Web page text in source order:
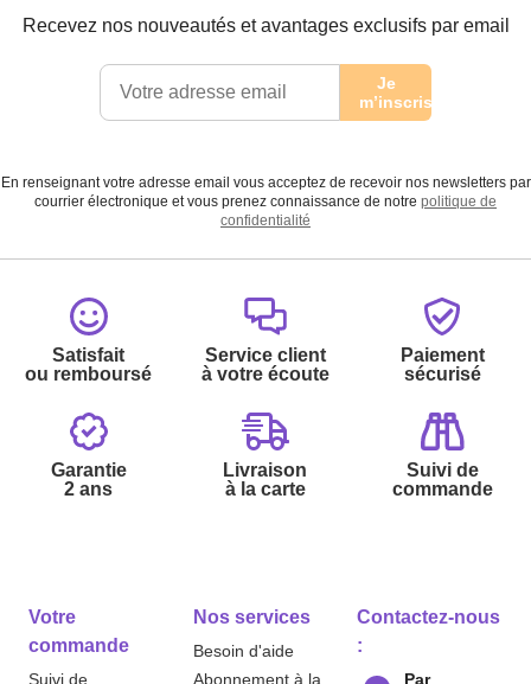
Recevez nos nouveautés et avantages exclusifs par email
Je
m’inscris
En renseignant votre adresse email vous acceptez de recevoir nos newsletters par
courrier électronique et vous prenez connaissance de notre politique de
confidentialité
Satisfait
ou remboursé
Service client
à votre écoute
Paiement
sécurisé
Garantie
2 ans
Livraison
à la carte
Suivi de
commande
Votre
commande
Suivi de
Nos services
Besoin d'aide
Abonnement à la
Contactez-nous
:
Par